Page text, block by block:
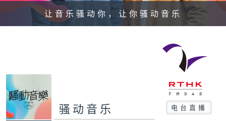
让音乐骚动你，让你骚动音乐
骚动音乐 电台直播